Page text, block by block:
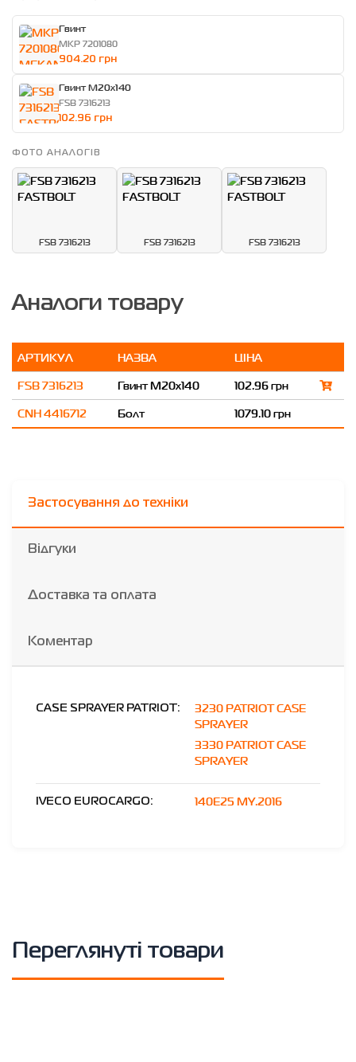
Гвинт
MKP 7201080
904.20 грн
Гвинт M20x140
FSB 7316213
102.96 грн
ФОТО АНАЛОГІВ
FSB 7316213 FSB 7316213 FSB 7316213
Аналоги товару
АРТИКУЛ НАЗВА
ЦІНА
FSB 7316213
Гвинт M20x140
102.96 грн
CNH 4416712
Болт 1079.10 грн
Застосування до техніки
Відгуки
Доставка та оплата
Коментар
CASE SPRAYER PATRIOT:
3230 PATRIOT CASE
SPRAYER
3330 PATRIOT CASE
SPRAYER
IVECO EUROCARGO: 140E25 MY.2016
Переглянуті товари